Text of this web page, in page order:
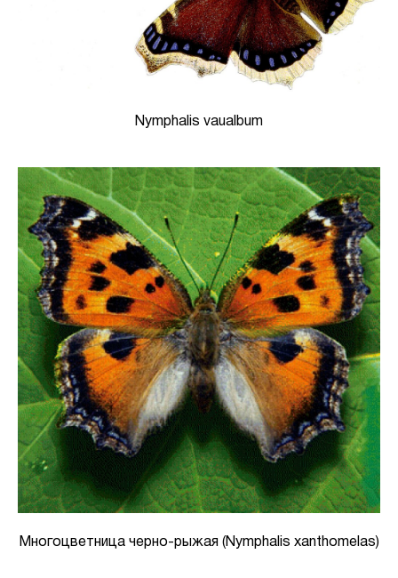
Nymphalis vaualbum
Многоцветница черно-рыжая (Nymphalis xanthomelas)